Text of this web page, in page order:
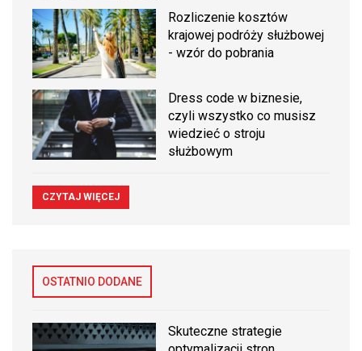
Rozliczenie kosztów
krajowej podróży służbowej
- wzór do pobrania
Dress code w biznesie,
czyli wszystko co musisz
wiedzieć o stroju
służbowym
CZYTAJ WIĘCEJ
OSTATNIO DODANE
Skuteczne strategie